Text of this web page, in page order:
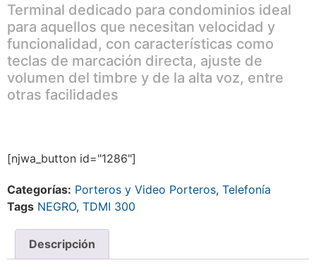
Terminal dedicado para condominios ideal
para aquellos que necesitan velocidad y
funcionalidad, con características como
teclas de marcación directa, ajuste de
volumen del timbre y de la alta voz, entre
otras facilidades
[njwa_button id="1286"]
Categorías: Porteros y Video Porteros, Telefonía
Tags NEGRO, TDMI 300
Descripción